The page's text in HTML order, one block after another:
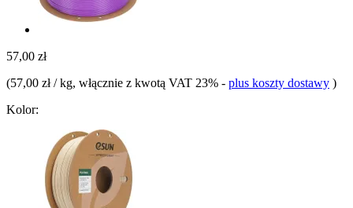
57,00 zł
(57,00 zł / kg, włącznie z kwotą VAT 23% - plus koszty dostawy )
Kolor: